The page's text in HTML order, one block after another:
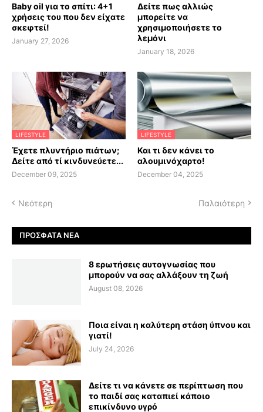
Baby oil για το σπίτι: 4+1
χρήσεις του που δεν είχατε
σκεφτεί!
January 27, 2026
Δείτε πως αλλιώς
μπορείτε να
χρησιμοποιήσετε το
λεμόνι
January 18, 2026
LIFESTYLE
Έχετε πλυντήριο πιάτων;
Δείτε από τί κινδυνεύετε...
December 09, 2025
LIFESTYLE
Και τι δεν κάνει το
αλουμινόχαρτο!
December 04, 2025
Νεότερη Παλαιότερη
ΠΡΌΣΦΑΤΑ ΝΈΑ
8 ερωτήσεις αυτογνωσίας που
μπορούν να σας αλλάξουν τη ζωή
August 08, 2026
Ποια είναι η καλύτερη στάση ύπνου και
γιατί!
July 24, 2026
Δείτε τι να κάνετε σε περίπτωση που
το παιδί σας καταπιεί κάποιο
επικίνδυνο υγρό